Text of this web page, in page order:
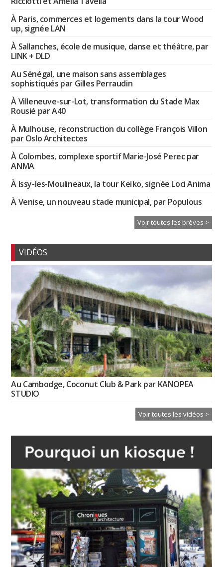
À Paris, commerces et logements dans la tour Wood
up, signée LAN
À Sallanches, école de musique, danse et théâtre, par
LINK + DLD
Au Sénégal, une maison sans assemblages
sophistiqués par Gilles Perraudin
À Villeneuve-sur-Lot, transformation du Stade Max
Rousié par A40
À Mulhouse, reconstruction du collège François Villon
par Oslo Architectes
À Colombes, complexe sportif Marie-José Perec par
ANMA
À Issy-les-Moulineaux, la tour Keïko, signée Loci Anima
À Venise, un nouveau stade municipal, par Populous
Voir toutes les brèves >
VIDÉOS
Au Cambodge, Coconut Club & Park par KANOPEA
STUDIO
Voir toutes les vidéos >